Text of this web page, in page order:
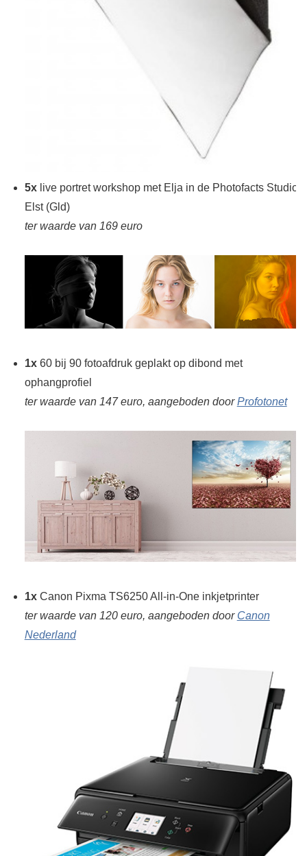
5xlive portret workshop met Elja in de Photofacts Studio
Elst (Gld)
ter waarde van 169 euro
1x60 bij 90 fotoafdruk geplakt op dibond met
ophangprofiel
ter waarde van 147 euro, aangeboden doorProfotonet
1xCanon Pixma TS6250 All-in-One inkjetprinter
ter waarde van 120 euro, aangeboden door Canon
Nederland